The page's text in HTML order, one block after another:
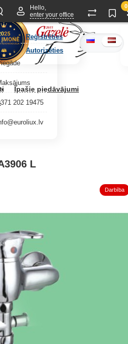
202 19475
Īpašie piedāvājumi
Hello,
enter your office
Reģistrēties
Autorizēties
0
L
Darbība